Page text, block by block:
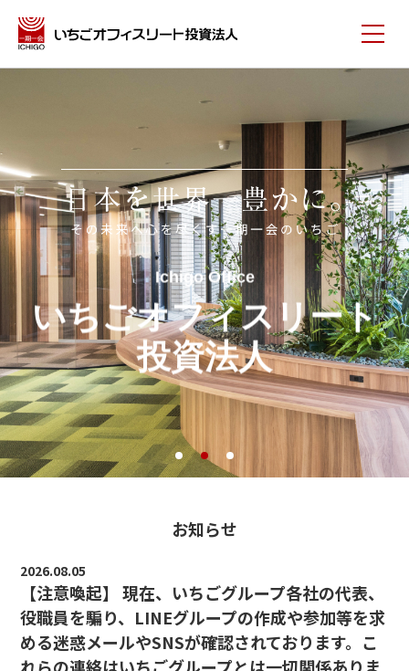
Ichigo Office
いちごオフィスリート
投資法人
お知らせ
2026.08.05
【注意喚起】 現在、いちごグループ各社の代表、
役職員を騙り、LINEグループの作成や参加等を求
める迷惑メールやSNSが確認されております。こ